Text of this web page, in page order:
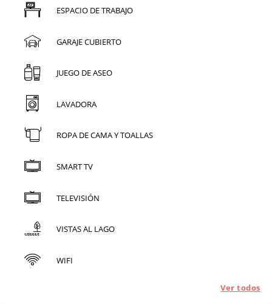
ESPACIO DE TRABAJO
GARAJE CUBIERTO
JUEGO DE ASEO
LAVADORA
ROPA DE CAMA Y TOALLAS
SMART TV
TELEVISIÓN
VISTAS AL LAGO
WIFI
Ver todos